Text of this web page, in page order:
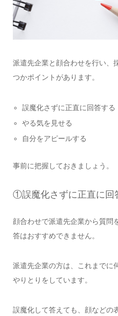
派遣先企業と顔合わせを行い、
つかポイントがあります。
誤魔化さずに正直に回答する
やる気を見せる
自分をアピールする
事前に把握しておきましょう。
①誤魔化さずに正直に回
顔合わせで派遣先企業から質問
答はおすすめできません。
派遣先企業の方は、これまでに
やりとりをしています。
誤魔化して答えても、顔などの